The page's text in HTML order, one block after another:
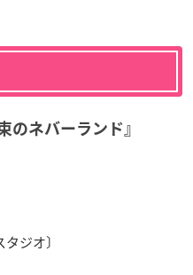
のネバーランド』
ジオ〕